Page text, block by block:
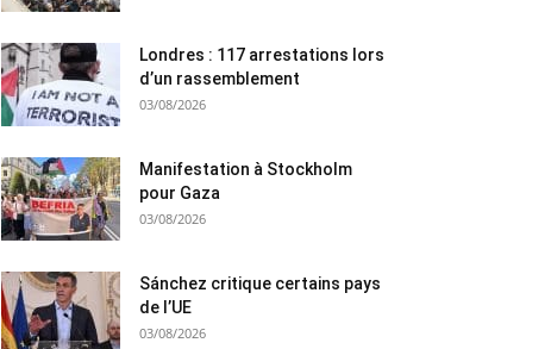
Londres : 117 arrestations lors
d’un rassemblement
03/08/2026
Manifestation à Stockholm
pour Gaza
03/08/2026
Sánchez critique certains pays
de l’UE
03/08/2026